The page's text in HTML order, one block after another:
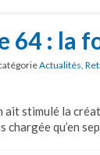
64 : la
Actualités
ait stimulé la
chargée qu’en